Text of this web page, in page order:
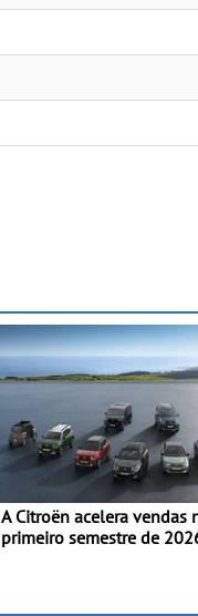
A Citroën acelera vendas
primeiro semestre de